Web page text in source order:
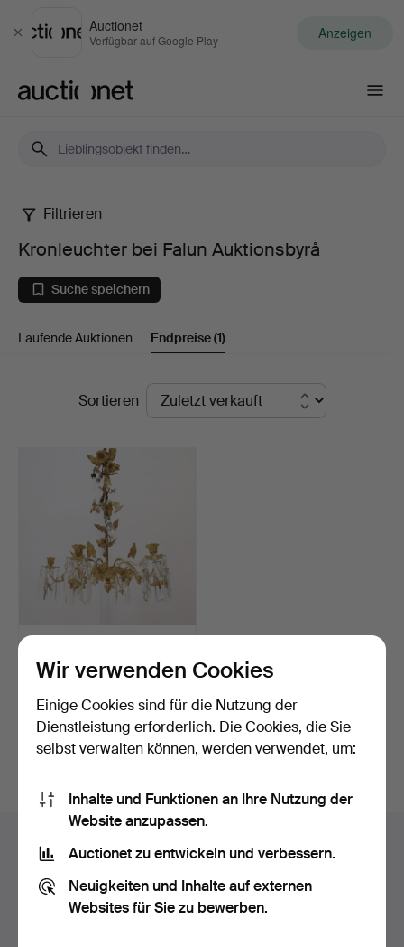
Schließen
Auctionet
Verfügbar auf Google Play Anzeigen
Kronleuchter
bei
Falun
Auktionsbyrå
Filtrieren
Kronleuchter bei Falun Auktionsbyrå
Suche speichern
Laufende Auktionen Endpreise(1)
EndpreiseSortieren
des Neorokoko, vergo…
Beendet 26. Jul 2026
7 Gebote
138 USD
Sie suchen in unserem Archiv der beendeten
Auktionen.
Wir verwenden Cookies
Einige Cookies sind für die Nutzung der
Dienstleistung erforderlich. Die Cookies, die Sie
selbst verwalten können, werden verwendet, um:
Inhalte und Funktionen an Ihre Nutzung der
Website anzupassen.
Auctionet zu entwickeln und verbessern.
Neuigkeiten und Inhalte auf externen
Websites für Sie zu bewerben.